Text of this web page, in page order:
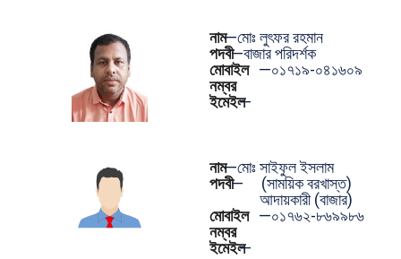
নাম—মোঃ লুৎফর রহমান
পদবী—বাজার পরিদর্শক
মোবাইল
নম্বর
—০১৭১৯-০৪১৬০৯
ইমেইল—
নাম—মোঃ সাইফুল ইসলাম
পদবী—
(সাময়িক বরখাস্ত)
আদায়কারী (বাজার)
মোবাইল
নম্বর
—০১৭৬২-৮৬৯৯৮৬
ইমেইল—